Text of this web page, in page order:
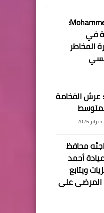
مسلسل الملحمة الحلقة 8
Mohammed Al-Shakhs:
في
المخاطر
عرش الفخامة
محافظ
أحمد
ويتابع
المرضى على